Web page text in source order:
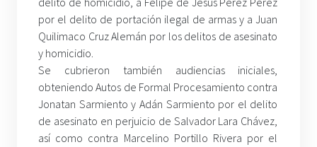
por el delito de portación ilegal de armas y a Juan
Quilimaco Cruz Alemán por los delitos de asesinato
y homicidio.
Se cubrieron también audiencias iniciales,
obteniendo Autos de Formal Procesamiento contra
Jonatan Sarmiento y Adán Sarmiento por el delito
de asesinato en perjuicio de Salvador Lara Chávez,
así como contra Marcelino Portillo Rivera por el